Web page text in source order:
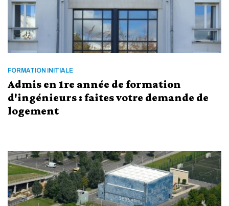
FORMATION INITIALE
Admis en 1re année de formation
d'ingénieurs : faites votre demande de
logement